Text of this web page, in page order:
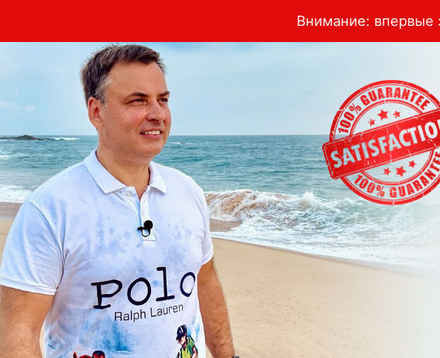
Внимание: впервые за много лет